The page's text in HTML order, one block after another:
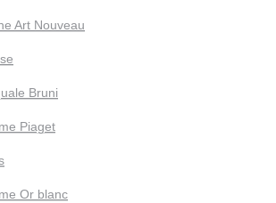
Art Nouveau
Bruni
Piaget
Or blanc